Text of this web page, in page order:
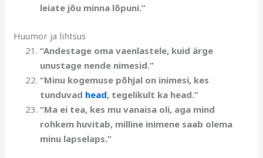
leiate jõu minna lõpuni.”
Huumor ja lihtsus
“Andestage oma vaenlastele, kuid ärge
unustage nende nimesid.”
“Minu kogemuse põhjal on inimesi, kes
tunduvad head, tegelikult ka head.”
“Ma ei tea, kes mu vanaisa oli, aga mind
rohkem huvitab, milline inimene saab olema
minu lapselaps.”